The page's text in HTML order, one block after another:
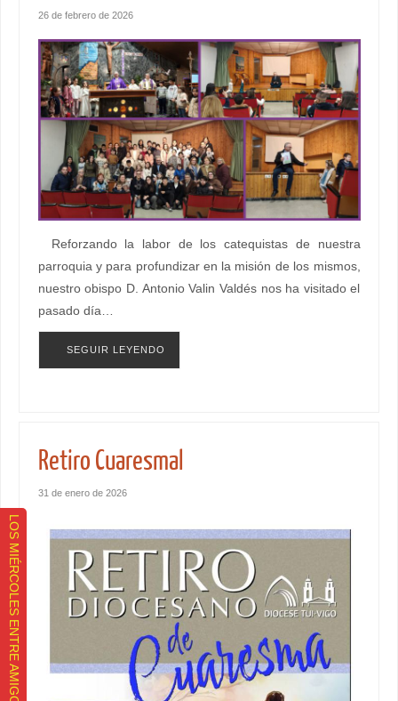
26 de febrero de 2026
Reforzando la labor de los catequistas de nuestra
parroquia y para profundizar en la misión de los mismos,
nuestro obispo D. Antonio Valin Valdés nos ha visitado el
pasado día…
SEGUIR LEYENDO
Retiro Cuaresmal
31 de enero de 2026
LOS MIÉRCOLES ENTRE AMIGOS